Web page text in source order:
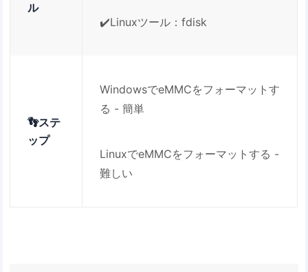
ル
✔️Linuxツール：fdisk
👣ステ
ップ
WindowsでeMMCをフォーマットす
る - 簡単
LinuxでeMMCをフォーマットする -
難しい